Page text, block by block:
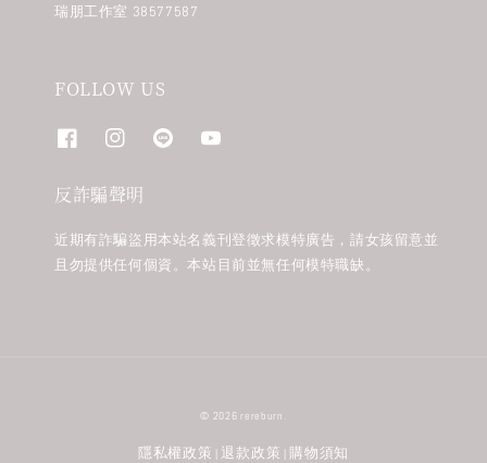
瑞朋工作室 38577587
FOLLOW US
反詐騙聲明
近期有詐騙盜用本站名義刊登徵求模特廣告，請女孩留意並
且勿提供任何個資。本站目前並無任何模特職缺。
© 2026 rereburn.
隱私權政策 退款政策 購物須知